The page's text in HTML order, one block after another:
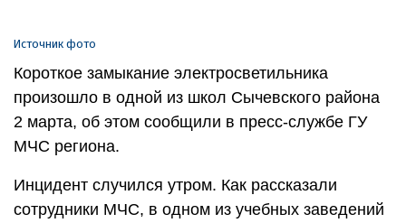
Источник фото
Короткое замыкание электросветильника
произошло в одной из школ Сычевского района
2 марта, об этом сообщили в пресс-службе ГУ
МЧС региона.
Инцидент случился утром. Как рассказали
сотрудники МЧС, в одном из учебных заведений